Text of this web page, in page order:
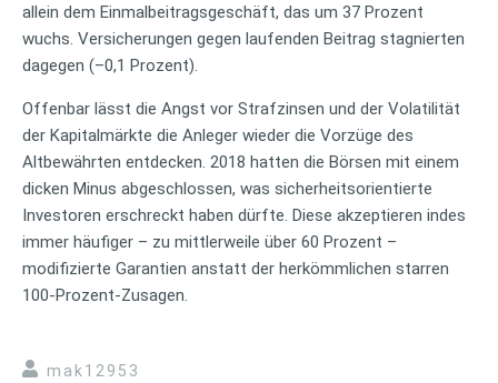
allein dem Einmalbeitragsgeschäft, das um 37 Prozent
wuchs. Versicherungen gegen laufenden Beitrag stagnierten
dagegen (–0,1 Prozent).
Offenbar lässt die Angst vor Strafzinsen und der Volatilität
der Kapitalmärkte die Anleger wieder die Vorzüge des
Altbewährten entdecken. 2018 hatten die Börsen mit einem
dicken Minus abgeschlossen, was sicherheitsorientierte
Investoren erschreckt haben dürfte. Diese akzeptieren indes
immer häufiger – zu mittlerweile über 60 Prozent –
modifizierte Garantien anstatt der herkömmlichen starren
100-Prozent-Zusagen.
mak12953